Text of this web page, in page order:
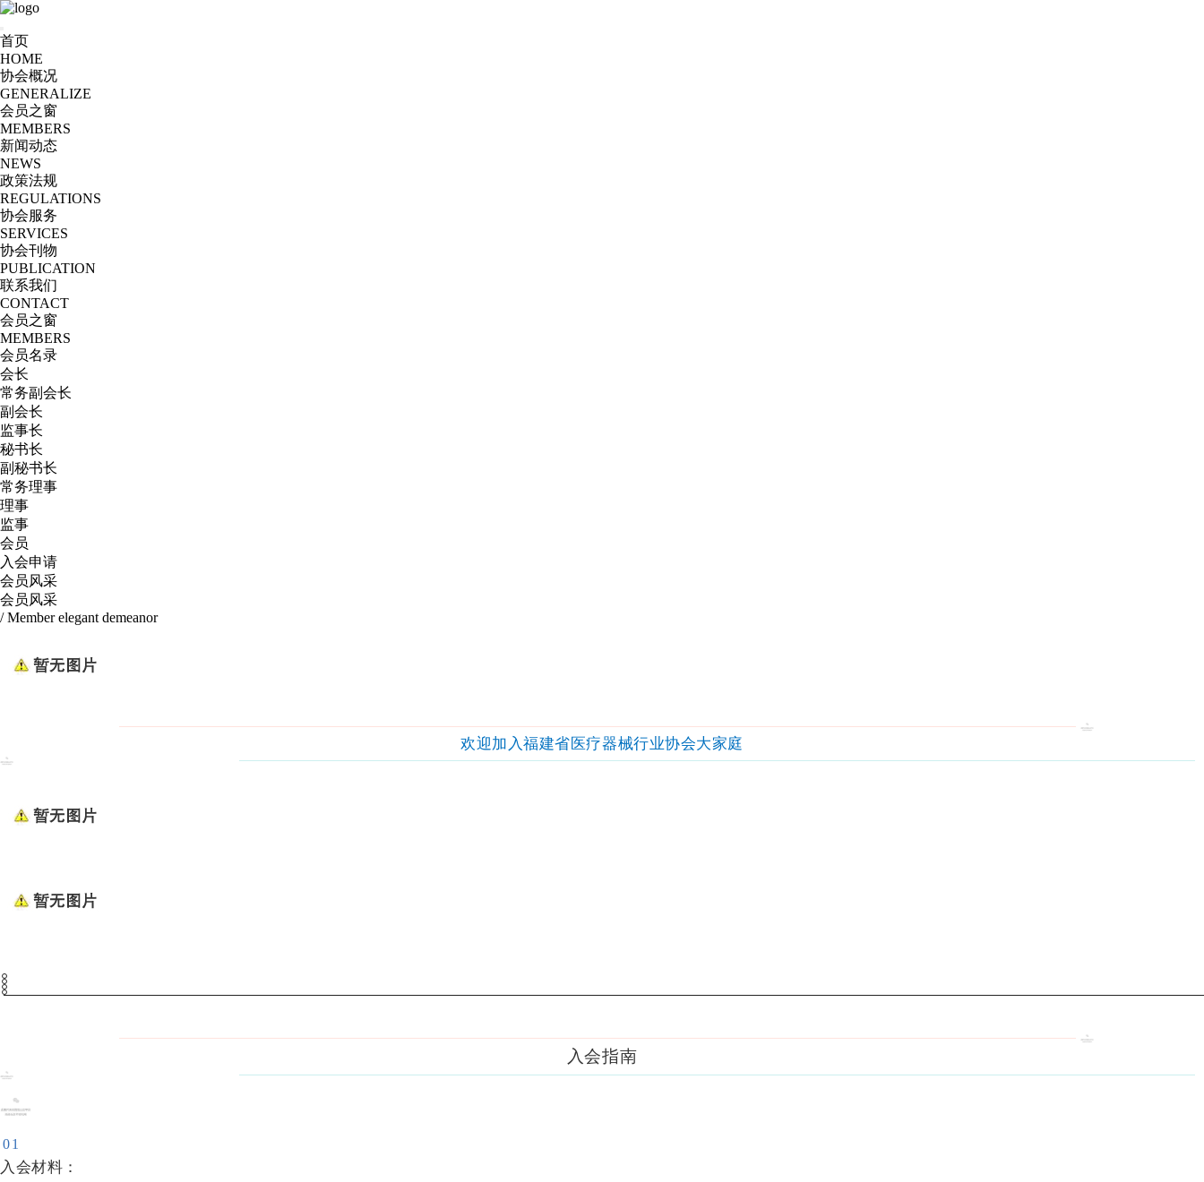
首页
HOME
协会概况
GENERALIZE
会员之窗
MEMBERS
新闻动态
NEWS
政策法规
REGULATIONS
协会服务
SERVICES
协会刊物
PUBLICATION
联系我们
CONTACT
会员之窗
MEMBERS
会员名录
会长
常务副会长
副会长
监事长
秘书长
副秘书长
常务理事
理事
监事
会员
入会申请
会员风采
会员风采
/ Member elegant demeanor
欢迎加入福建省医疗器械行业协会大家庭
入会指南
01
入会材料：